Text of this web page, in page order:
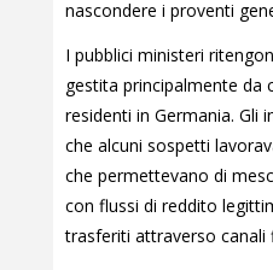
nascondere i proventi
I pubblici ministeri
gestita principalmente da
residenti in Germania. Gli
che alcuni sospetti
che permettevano di
con flussi di reddito
trasferiti attraverso canali